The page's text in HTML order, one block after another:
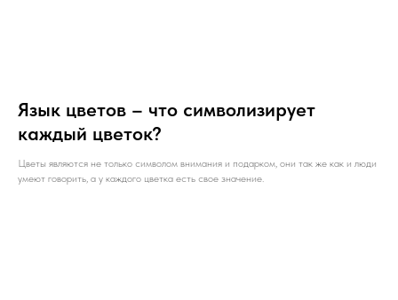
Язык цветов – что символизирует
каждый цветок?
Цветы являются не только символом внимания и подарком, они так же как и люди
умеют говорить, а у каждого цветка есть свое значение.